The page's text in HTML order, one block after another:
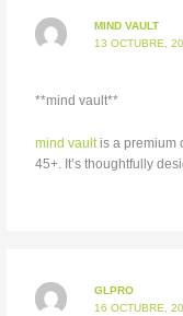
MIND VAULT
13 OCTUBRE,
**mind vault**
mind vaultis a premium
45+. It’s thoughtfully
GLPRO
16 OCTUBRE,